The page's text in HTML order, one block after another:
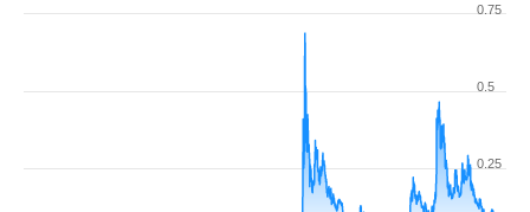
0.25
0.5
0.75